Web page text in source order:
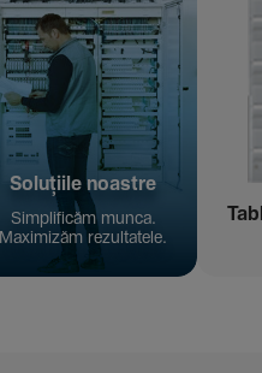
Solu­țiile noastre
Simpli­ficăm munca.
Maxi­mizăm rezul­ta­tele.